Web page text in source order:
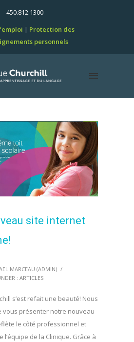
450.812.1300
Protection des
personnels
site internet
MARCEAU (ADMIN) /
: ARTICLES
s’est refait une beauté! Nous
vous présenter notre nouveau
le côté professionnel et
l’équipe de la Clinique. Grâce à